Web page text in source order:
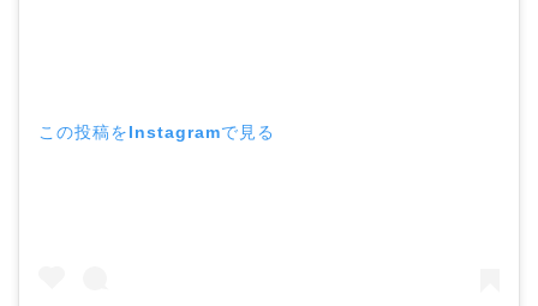
この投稿をInstagramで見る